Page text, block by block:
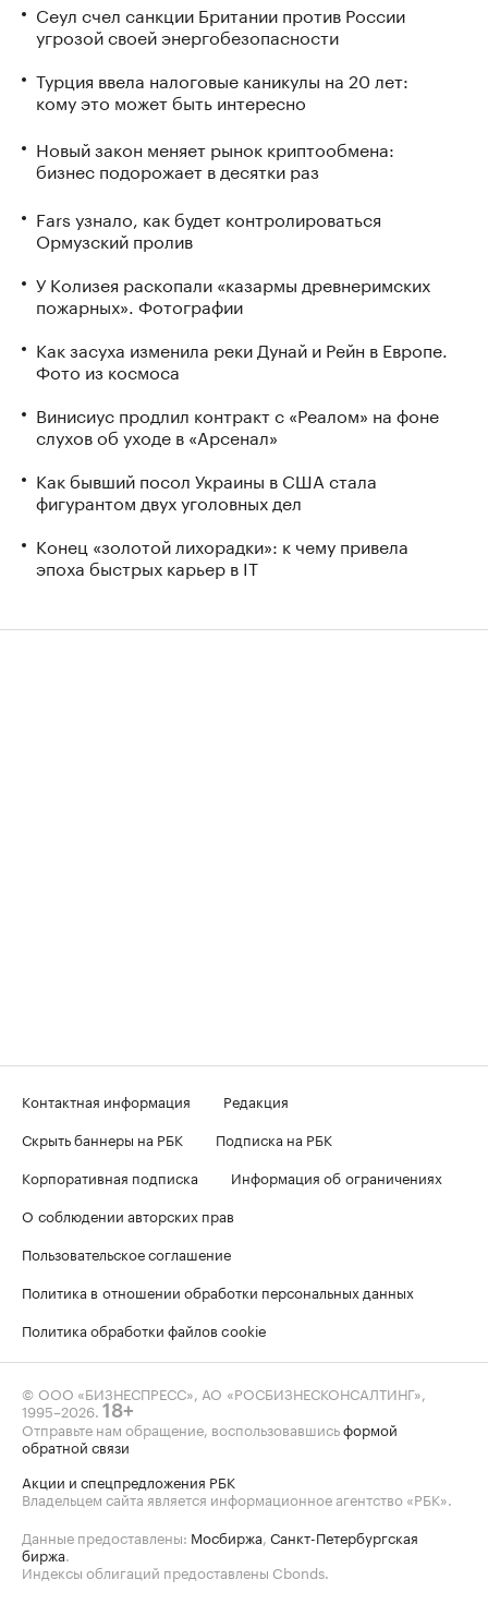
Сеул счел санкции Британии против России
угрозой своей энергобезопасности
Турция ввела налоговые каникулы на 20 лет:
кому это может быть интересно
Новый закон меняет рынок криптообмена:
бизнес подорожает в десятки раз
Fars узнало, как будет контролироваться
Ормузский пролив
У Колизея раскопали «казармы древнеримских
пожарных». Фотографии
Как засуха изменила реки Дунай и Рейн в Европе.
Фото из космоса
Винисиус продлил контракт с «Реалом» на фоне
слухов об уходе в «Арсенал»
Как бывший посол Украины в США стала
фигурантом двух уголовных дел
Конец «золотой лихорадки»: к чему привела
эпоха быстрых карьер в IT
Контактная информация
Редакция
Скрыть баннеры на РБК
Подписка на РБК
Корпоративная подписка
Информация об ограничениях
О соблюдении авторских прав
Пользовательское соглашение
Политика в отношении обработки персональных данных
Политика обработки файлов cookie
© ООО «БИЗНЕСПРЕСС», АО «РОСБИЗНЕСКОНСАЛТИНГ»,
1995–2026. 18+
Отправьте нам обращение, воспользовавшисьформой
обратной связи
Акции и спецпредложения РБК
Владельцем сайта является информационное агентство «РБК».
Данные предоставлены: Мосбиржа, Санкт-Петербургская
биржа.
Индексы облигаций предоставлены Cbonds.